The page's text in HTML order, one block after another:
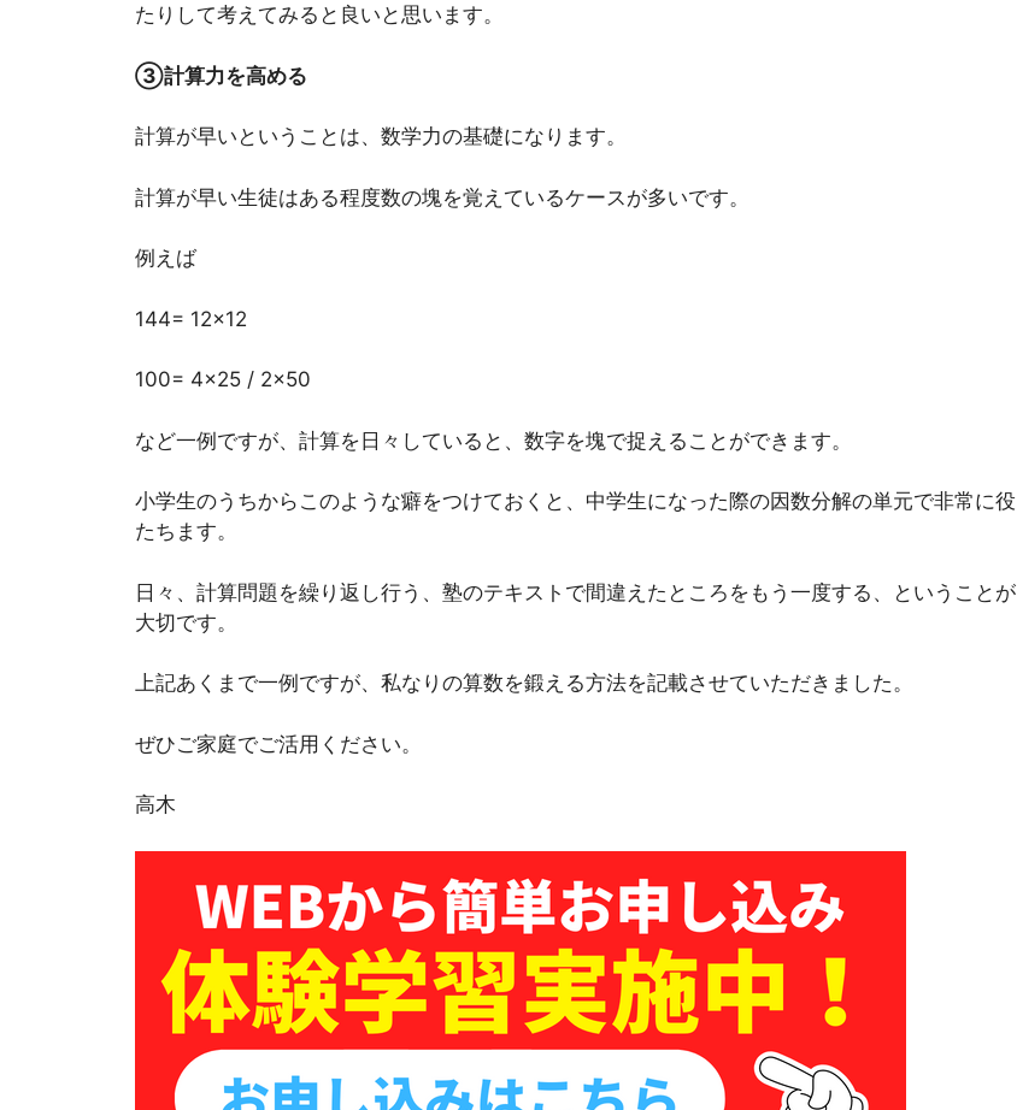
たりして考えてみると良いと思います。
③計算力を高める
計算が早いということは、数学力の基礎になります。
計算が早い生徒はある程度数の塊を覚えているケースが多いです。
例えば
144= 12×12
100= 4×25 / 2×50
など一例ですが、計算を日々していると、数字を塊で捉えることができます。
小学生のうちからこのような癖をつけておくと、中学生になった際の因数分解の単元で非常に役
たちます。
日々、計算問題を繰り返し行う、塾のテキストで間違えたところをもう一度する、ということが
大切です。
上記あくまで一例ですが、私なりの算数を鍛える方法を記載させていただきました。
ぜひご家庭でご活用ください。
高木